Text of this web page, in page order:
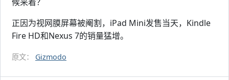
正因为视网膜屏幕被阉割，iPad Mini发售当天，Kindle
Fire HD和Nexus 7的销量猛增。
原文： Gizmodo